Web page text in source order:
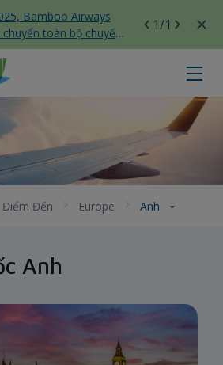
Bamboo Airways
toàn bộ chuyến
sang nhà ga T3 Tân
1/1
Airways
Điểm Đến Europe Anh
Anh